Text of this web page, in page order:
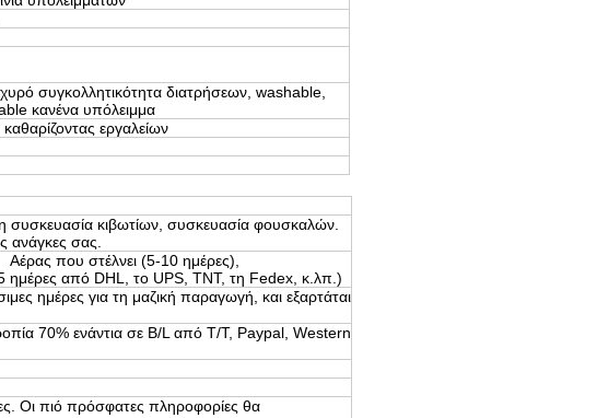
συγκολλητικότητα διατρήσεων, washable,
κανένα υπόλειμμα
εργαλείων
κιβωτίων, συσκευασία φουσκαλών.
σας.
Αέρας που στέλνει (5-10 ημέρες),
το UPS, TNT, τη Fedex, κ.λπ.)
ημέρες για τη μαζική παραγωγή, και εξαρτάται
70% ενάντια σε B/L από T/T, Paypal, Western
Οι πιό πρόσφατες πληροφορίες θα